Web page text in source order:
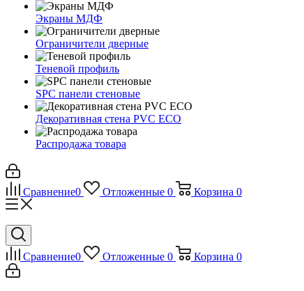
Экраны МДФ
Ограничители дверные
Теневой профиль
SPC панели стеновые
Декоративная стена PVC ECO
Распродажа товара
Сравнение0 Отложенные 0 Корзина 0
Сравнение0 Отложенные 0 Корзина 0